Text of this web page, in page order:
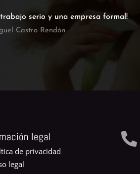
serio y una empresa formal!
Castro Rendón
legal
de privacidad
legal
